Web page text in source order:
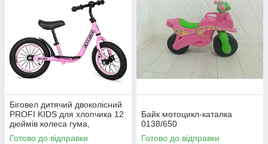
Біговел дитячий двоколісний
PROFI KIDS для хлопчика 12
дюймів колеса гума,
алюмінієвий обід (M 4067A-4)
Готово до відправки
Байк мотоцикл-каталка
0138/650
Готово до відправки